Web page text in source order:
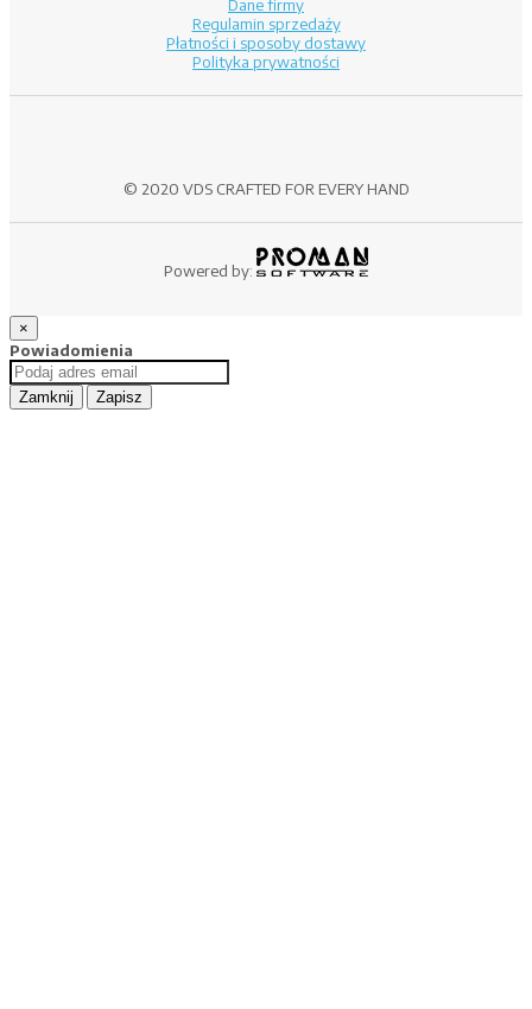
Dane firmy
Regulamin sprzedaży
Płatności i sposoby dostawy
Polityka prywatności
© 2020 VDS CRAFTED FOR EVERY HAND
Powered by:
×
Powiadomienia
Zamknij Zapisz